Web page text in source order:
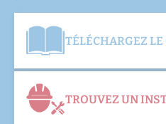
TÉLÉCHARGEZ LE
TROUVEZ UN